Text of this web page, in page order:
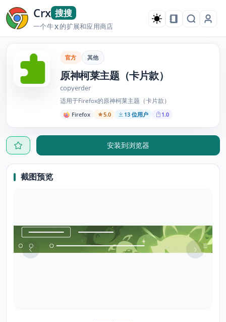
Crx 搜搜
一个牛X的扩展和应用商店
官方 其他
原神柯莱主题（卡片款）
copyerder
适用于Firefox的原神柯莱主题（卡片款）
Firefox 5.0 13 位用户 1.0
安装到浏览器
截图预览